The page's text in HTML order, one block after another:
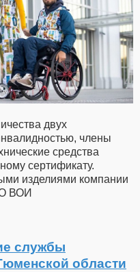
двух
члены
средства
сертификату.
изделиями компании
ВОИ
службы
области